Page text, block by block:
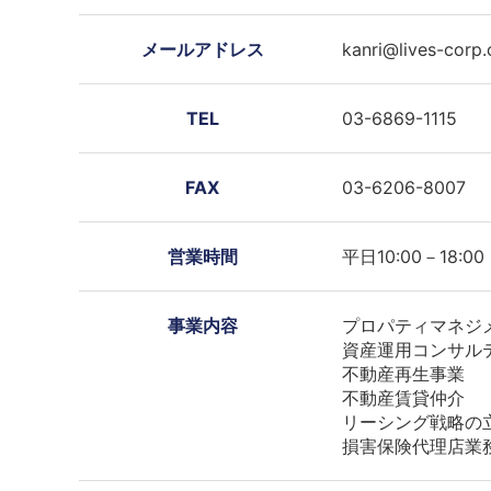
メールアドレス kanri@lives-
TEL 03-6869-1115
FAX 03-6206-8007
営業時間 平日10:00－18:00
事業内容
プロパティマネジ
資産運用コンサル
不動産再生事業
不動産賃貸仲介
リーシング戦略の
損害保険代理店業